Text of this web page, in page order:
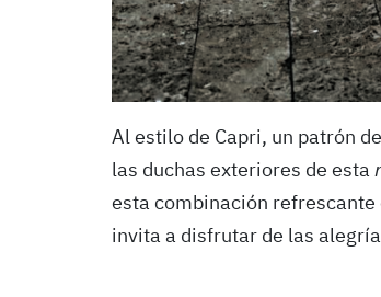
Al estilo de Capri, un patrón
las duchas exteriores de esta
esta combinación refrescante
invita a disfrutar de las